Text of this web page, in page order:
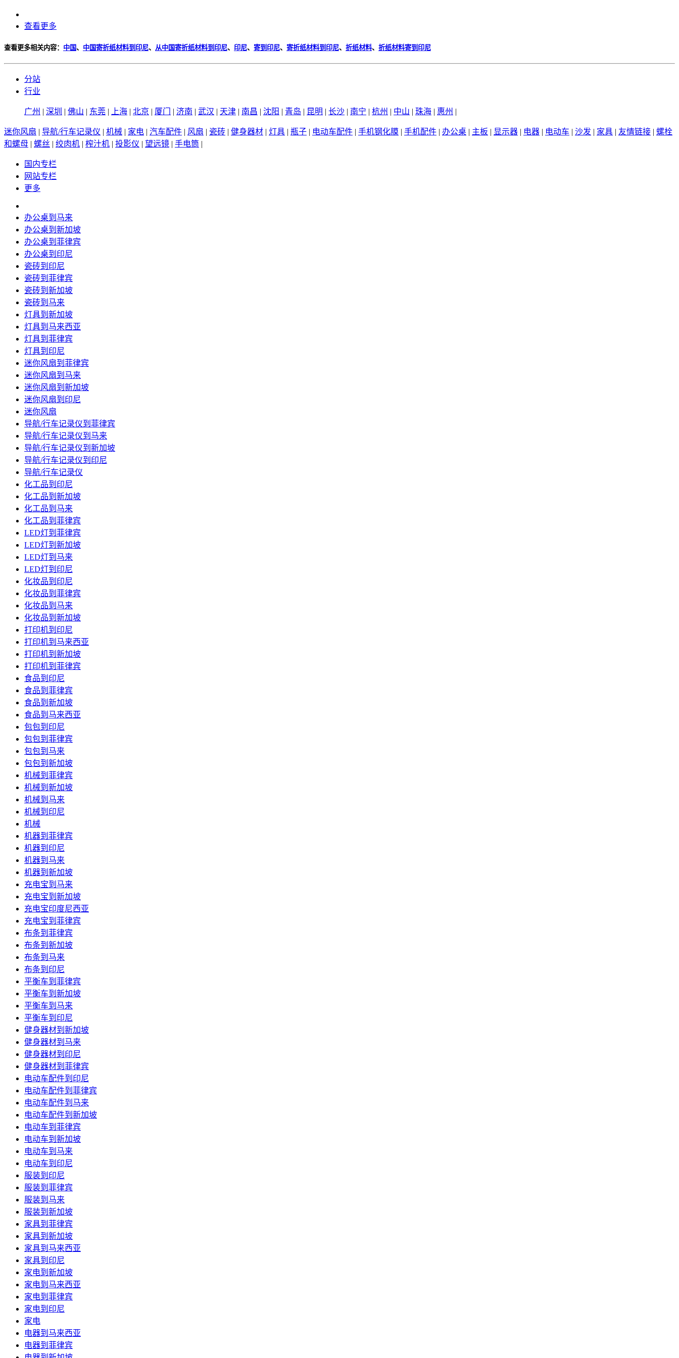
查看更多
查看更多相关内容： 中国、 中国寄折纸材料到印尼、 从中国寄折纸材料到印尼、 印尼、 寄到印尼、 寄折纸材料到印尼、 折纸材料、 折纸材料寄到印尼
分站
行业
广州 | 深圳 | 佛山 | 东莞 | 上海 | 北京 | 厦门 | 济南 | 武汉 | 天津 | 南昌 | 沈阳 | 青岛 | 昆明 | 长沙 | 南宁 | 杭州 | 中山 | 珠海 | 惠州 |
迷你风扇 | 导航/行车记录仪 | 机械 | 家电 | 汽车配件 | 风扇 | 瓷砖 | 健身器材 | 灯具 | 瓶子 | 电动车配件 | 手机钢化膜 | 手机配件 | 办公桌 | 主板 | 显示器 | 电器 | 电动车 | 沙发 | 家具 | 友情链接 | 螺栓
和螺母 | 螺丝 | 绞肉机 | 榨汁机 | 投影仪 | 望远镜 | 手电筒 |
国内专栏
网站专栏
更多
办公桌到马来
办公桌到新加坡
办公桌到菲律宾
办公桌到印尼
瓷砖到印尼
瓷砖到菲律宾
瓷砖到新加坡
瓷砖到马来
灯具到新加坡
灯具到马来西亚
灯具到菲律宾
灯具到印尼
迷你风扇到菲律宾
迷你风扇到马来
迷你风扇到新加坡
迷你风扇到印尼
迷你风扇
导航/行车记录仪到菲律宾
导航/行车记录仪到马来
导航/行车记录仪到新加坡
导航/行车记录仪到印尼
导航/行车记录仪
化工品到印尼
化工品到新加坡
化工品到马来
化工品到菲律宾
LED灯到菲律宾
LED灯到新加坡
LED灯到马来
LED灯到印尼
化妆品到印尼
化妆品到菲律宾
化妆品到马来
化妆品到新加坡
打印机到印尼
打印机到马来西亚
打印机到新加坡
打印机到菲律宾
食品到印尼
食品到菲律宾
食品到新加坡
食品到马来西亚
包包到印尼
包包到菲律宾
包包到马来
包包到新加坡
机械到菲律宾
机械到新加坡
机械到马来
机械到印尼
机械
机器到菲律宾
机器到印尼
机器到马来
机器到新加坡
充电宝到马来
充电宝到新加坡
充电宝印度尼西亚
充电宝到菲律宾
布条到菲律宾
布条到新加坡
布条到马来
布条到印尼
平衡车到菲律宾
平衡车到新加坡
平衡车到马来
平衡车到印尼
健身器材到新加坡
健身器材到马来
健身器材到印尼
健身器材到菲律宾
电动车配件到印尼
电动车配件到菲律宾
电动车配件到马来
电动车配件到新加坡
电动车到菲律宾
电动车到新加坡
电动车到马来
电动车到印尼
服装到印尼
服装到菲律宾
服装到马来
服装到新加坡
家具到菲律宾
家具到新加坡
家具到马来西亚
家具到印尼
家电到新加坡
家电到马来西亚
家电到菲律宾
家电到印尼
家电
电器到马来西亚
电器到菲律宾